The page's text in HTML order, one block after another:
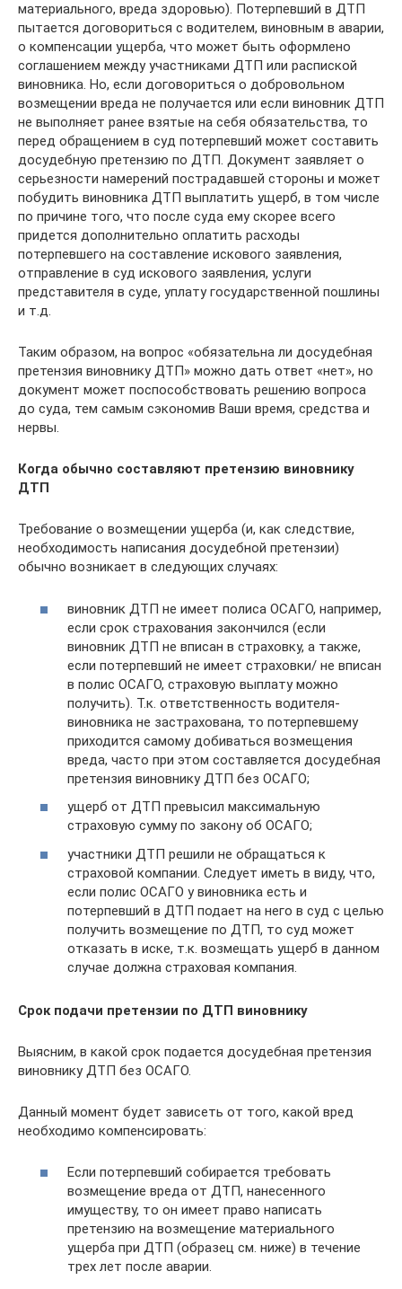
материального, вреда здоровью). Потерпевший в ДТП
пытается договориться с водителем, виновным в аварии,
о компенсации ущерба, что может быть оформлено
соглашением между участниками ДТП или распиской
виновника. Но, если договориться о добровольном
возмещении вреда не получается или если виновник ДТП
не выполняет ранее взятые на себя обязательства, то
перед обращением в суд потерпевший может составить
досудебную претензию по ДТП. Документ заявляет о
серьезности намерений пострадавшей стороны и может
побудить виновника ДТП выплатить ущерб, в том числе
по причине того, что после суда ему скорее всего
придется дополнительно оплатить расходы
потерпевшего на составление искового заявления,
отправление в суд искового заявления, услуги
представителя в суде, уплату государственной пошлины
и т.д.
Таким образом, на вопрос «обязательна ли досудебная
претензия виновнику ДТП» можно дать ответ «нет», но
документ может поспособствовать решению вопроса
до суда, тем самым сэкономив Ваши время, средства и
нервы.
Когда обычно составляют претензию виновнику
ДТП
Требование о возмещении ущерба (и, как следствие,
необходимость написания досудебной претензии)
обычно возникает в следующих случаях:
виновник ДТП не имеет полиса ОСАГО, например,
если срок страхования закончился (если
виновник ДТП не вписан в страховку, а также,
если потерпевший не имеет страховки/ не вписан
в полис ОСАГО, страховую выплату можно
получить). Т.к. ответственность водителя-
виновника не застрахована, то потерпевшему
приходится самому добиваться возмещения
вреда, часто при этом составляется досудебная
претензия виновнику ДТП без ОСАГО;
ущерб от ДТП превысил максимальную
страховую сумму по закону об ОСАГО;
участники ДТП решили не обращаться к
страховой компании. Следует иметь в виду, что,
если полис ОСАГО у виновника есть и
потерпевший в ДТП подает на него в суд с целью
получить возмещение по ДТП, то суд может
отказать в иске, т.к. возмещать ущерб в данном
случае должна страховая компания.
Срок подачи претензии по ДТП виновнику
Выясним, в какой срок подается досудебная претензия
виновнику ДТП без ОСАГО.
Данный момент будет зависеть от того, какой вред
необходимо компенсировать:
Если потерпевший собирается требовать
возмещение вреда от ДТП, нанесенного
имуществу, то он имеет право написать
претензию на возмещение материального
ущерба при ДТП (образец см. ниже) в течение
трех лет после аварии.